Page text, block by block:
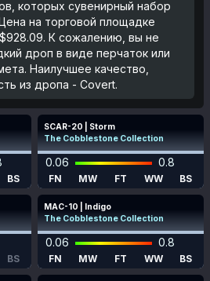
которых сувенирный набор
на торговой площадке
К сожалению, вы не
дроп в виде перчаток или
Наилучшее качество,
из дропа - Covert.
BS
SCAR-20 | Storm
The Cobblestone Collection
0.06 0.8
FN MW FT WW BS
BS
MAC-10 | Indigo
The Cobblestone Collection
0.06 0.8
FN MW FT WW BS